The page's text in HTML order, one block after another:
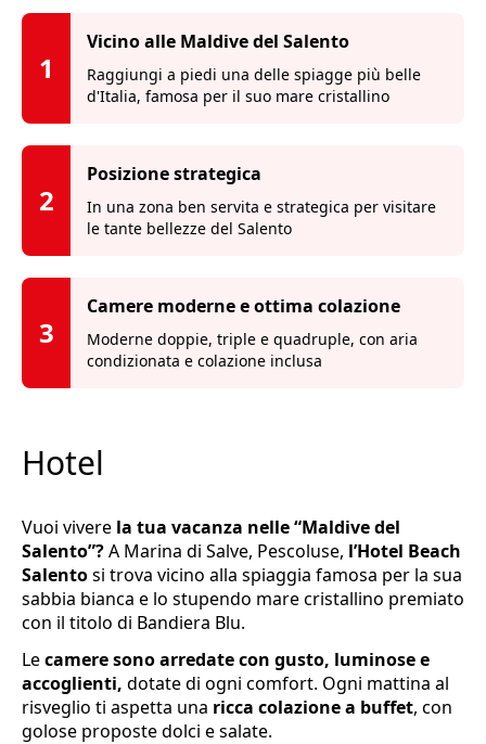
1
Vicino alle Maldive del Salento
Raggiungi a piedi una delle spiagge più belle
d'Italia, famosa per il suo mare cristallino
2
Posizione strategica
In una zona ben servita e strategica per visitare
le tante bellezze del Salento
3
Camere moderne e ottima colazione
Moderne doppie, triple e quadruple, con aria
condizionata e colazione inclusa
Hotel
Vuoi vivere la tua vacanza nelle “Maldive del
Salento”?A Marina di Salve, Pescoluse, l’Hotel Beach
Salentosi trova vicino alla spiaggia famosa per la sua
sabbia bianca e lo stupendo mare cristallino premiato
con il titolo di Bandiera Blu.
Lecamere sono arredate con gusto, luminose e
accoglienti, dotate di ogni comfort. Ogni mattina al
risveglio ti aspetta una ricca colazione a buffet, con
golose proposte dolci e salate.